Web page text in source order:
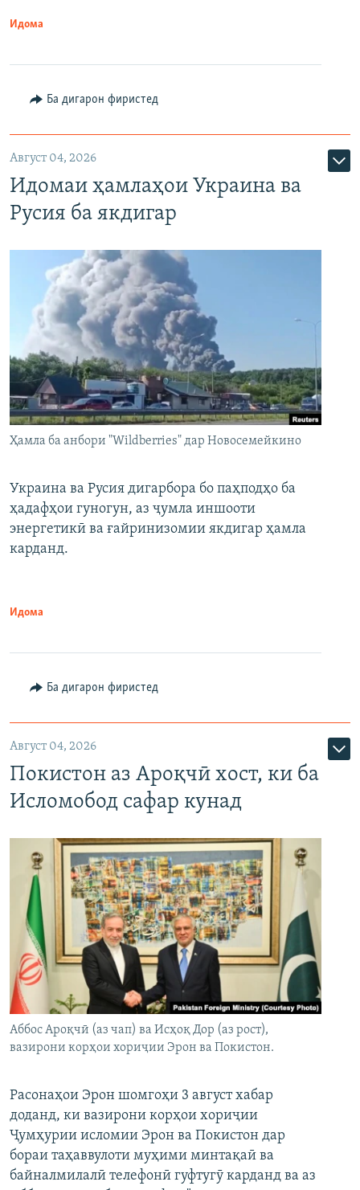
Идома
Ба дигарон фиристед
Август 04, 2026
Идомаи ҳамлаҳои Украина ва
Русия ба якдигар
Ҳамла ба анбори "Wildberries" дар Новосемейкино
Украина ва Русия дигарбора бо паҳподҳо ба
ҳадафҳои гуногун, аз ҷумла иншооти
энергетикӣ ва ғайринизомии якдигар ҳамла
карданд.
Идома
Ба дигарон фиристед
Август 04, 2026
Покистон аз Ароқчӣ хост, ки ба
Исломобод сафар кунад
Аббос Ароқчӣ (аз чап) ва Исҳоқ Дор (аз рост),
вазирони корҳои хориҷии Эрон ва Покистон.
Расонаҳои Эрон шомгоҳи 3 август хабар
доданд, ки вазирони корҳои хориҷии
Ҷумҳурии исломии Эрон ва Покистон дар
бораи таҳаввулоти муҳими минтақаӣ ва
байналмилалӣ телефонӣ гуфтугӯ карданд ва аз